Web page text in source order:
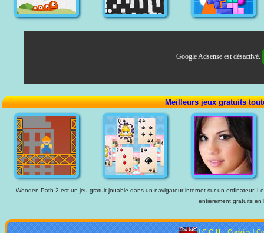
Google Adsense est désactivé.
Meilleurs jeux gratuits
Wooden Path 2 est un jeu gratuit jouable dans un navigateur internet sur un ordinateur.
entièrement gratuits en
|C.G.U.|Cookies|